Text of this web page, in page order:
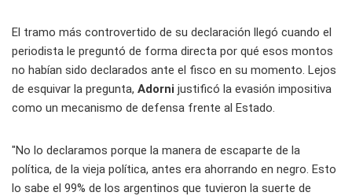
El tramo más controvertido de su declaración llegó cuando el
periodista le preguntó de forma directa por qué esos montos
no habían sido declarados ante el fisco en su momento. Lejos
de esquivar la pregunta, Adorni justificó la evasión impositiva
como un mecanismo de defensa frente al Estado.
"No lo declaramos porque la manera de escaparte de la
política, de la vieja política, antes era ahorrando en negro. Esto
lo sabe el 99% de los argentinos que tuvieron la suerte de